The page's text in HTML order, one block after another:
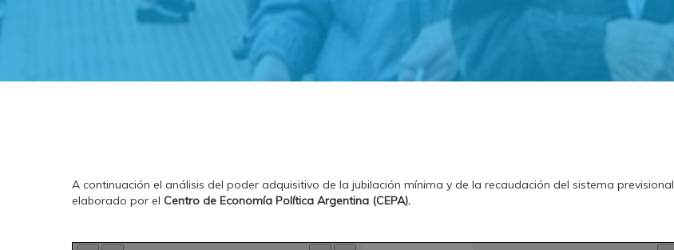
A continuación el análisis del poder adquisitivo de la jubilación mínima y de la recaudación del sistema previsional
elaborado por el Centro de Economía Política Argentina (CEPA).